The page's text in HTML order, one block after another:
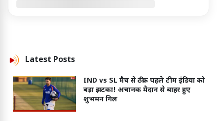
Latest Posts
IND vs SL मैच से ठीक पहले टीम इंडिया को
बड़ा झटका! अचानक मैदान से बाहर हुए
शुभमन गिल